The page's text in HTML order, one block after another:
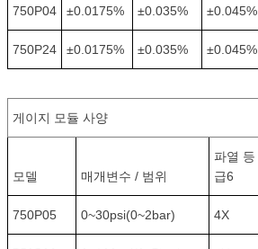
750P04 ±0.0175% ±0.035% ±0.045%
750P24 ±0.0175% ±0.035% ±0.045%
게이지 모듈 사양
모델 매개변수 / 범위
파열 등
급6
750P05 0~30psi(0~2bar) 4X